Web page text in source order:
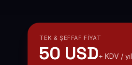
TEK & ŞEFFAF FIYAT
50 USD+ KDV / yıl